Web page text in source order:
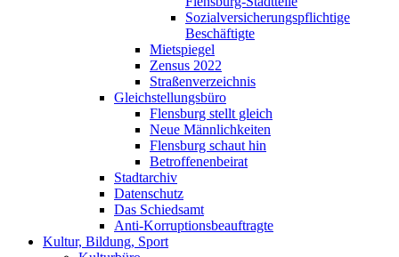
Sozialversicherungspflichtige
Beschäftigte
Mietspiegel
Zensus 2022
Straßenverzeichnis
Gleichstellungsbüro
Flensburg stellt gleich
Neue Männlichkeiten
Flensburg schaut hin
Betroffenenbeirat
Stadtarchiv
Datenschutz
Das Schiedsamt
Anti-Korruptionsbeauftragte
Kultur, Bildung, Sport